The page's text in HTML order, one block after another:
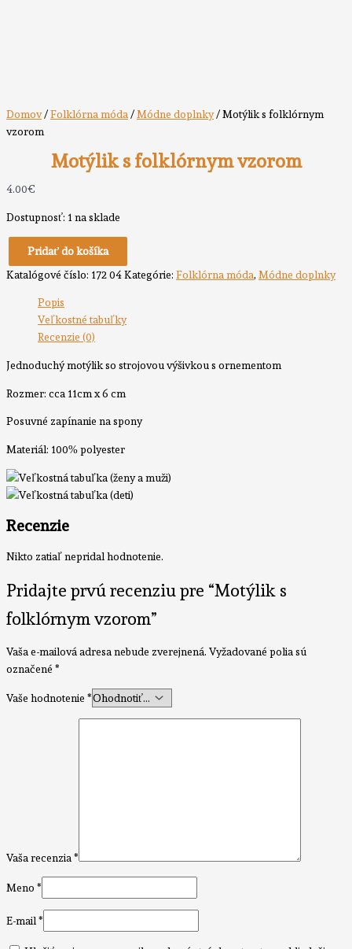
Domov/Folklórna móda /Módne doplnky/ Motýlik s folklórnym
vzorom
Motýlik s folklórnym vzorom
4.00€
Dostupnosť: 1 na sklade
Pridať do košíka
Katalógové číslo: 172 04Kategórie: Folklórna móda, Módne doplnky
Popis
Veľkostné tabuľky
Recenzie (0)
Jednoduchý motýlik so strojovou výšivkou s ornementom
Rozmer: cca 11cm x 6 cm
Posuvné zapínanie na spony
Materiál: 100% polyester
Recenzie
Nikto zatiaľ nepridal hodnotenie.
Pridajte prvú recenziu pre “Motýlik s
folklórnym vzorom”
Vaša e-mailová adresa nebude zverejnená. Vyžadované polia sú
označené *
Vaše hodnotenie *
Vaša recenzia *
Meno *
E-mail *